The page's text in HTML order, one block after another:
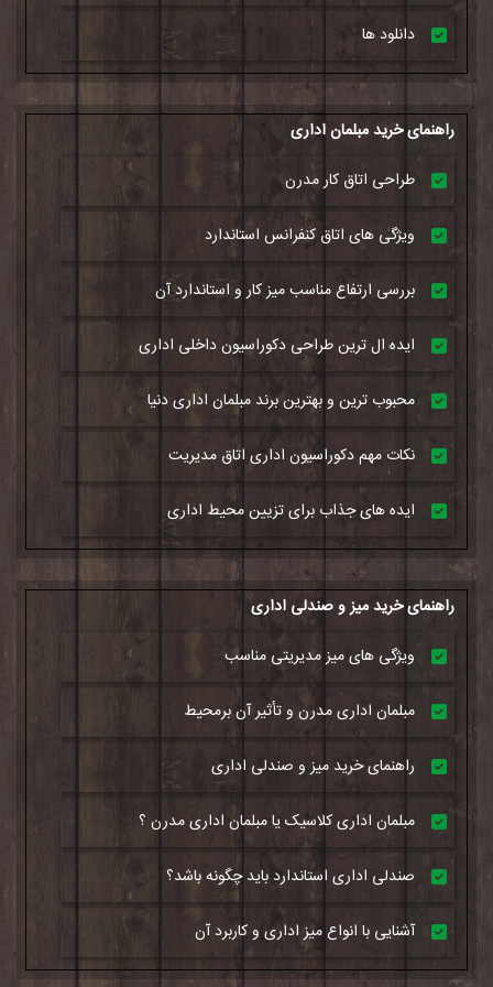
دانلود ها
راهنمای خرید مبلمان اداری
طراحی اتاق کار مدرن
ویژگی های اتاق کنفرانس استاندارد
بررسی ارتفاع مناسب میز کار و استاندارد آن
ایده ال ترین طراحی دکوراسیون داخلی اداری
محبوب ترین و بهترین برند مبلمان اداری دنیا
نکات مهم دکوراسیون اداری اتاق مدیریت
ایده های جذاب برای تزیین محیط اداری
راهنمای خرید میز و صندلی اداری
ویژگی های میز مدیریتی مناسب
مبلمان اداری مدرن و تأثیر آن برمحیط
راهنمای خرید میز و صندلی اداری
مبلمان اداری کلاسیک یا مبلمان اداری مدرن ؟
صندلی اداری استاندارد باید چگونه باشد؟
آشنایی با انواع میز اداری و کاربرد آن